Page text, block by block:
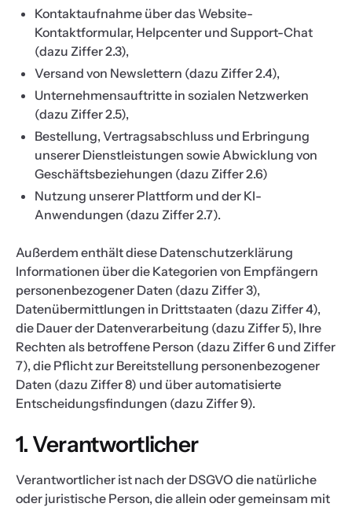
Kontaktaufnahme über das Website-
Kontaktformular, Helpcenter und Support-Chat
(dazu Ziffer 2.3),
Versand von Newslettern (dazu Ziffer 2.4),
Unternehmensauftritte in sozialen Netzwerken
(dazu Ziffer 2.5),
Bestellung, Vertragsabschluss und Erbringung
unserer Dienstleistungen sowie Abwicklung von
Geschäftsbeziehungen (dazu Ziffer 2.6)
Nutzung unserer Plattform und der KI-
Anwendungen (dazu Ziffer 2.7).
Außerdem enthält diese Datenschutzerklärung
Informationen über die Kategorien von Empfängern
personenbezogener Daten (dazu Ziffer 3),
Datenübermittlungen in Drittstaaten (dazu Ziffer 4),
die Dauer der Datenverarbeitung (dazu Ziffer 5), Ihre
Rechten als betroffene Person (dazu Ziffer 6 und Ziffer
7), die Pflicht zur Bereitstellung personenbezogener
Daten (dazu Ziffer 8) und über automatisierte
Entscheidungsfindungen (dazu Ziffer 9).
1. Verantwortlicher
Verantwortlicher ist nach der DSGVO die natürliche
oder juristische Person, die allein oder gemeinsam mit